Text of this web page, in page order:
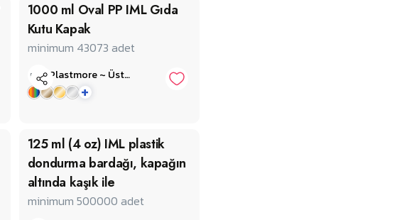
1000 ml Oval PP IML Gıda
Kutu Kapak
minimum 43073 adet
Plastmore ~ Üstün Plastik
+
125 ml (4 oz) IML plastik
dondurma bardağı, kapağın
altında kaşık ile
minimum 500000 adet